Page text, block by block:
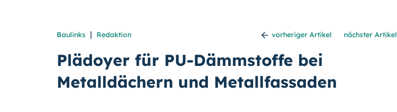
Baulinks | Redaktion vorheriger Artikel nächster Artikel
Plädoyer für PU-Dämmstoffe bei
Metalldächern und Metallfassaden